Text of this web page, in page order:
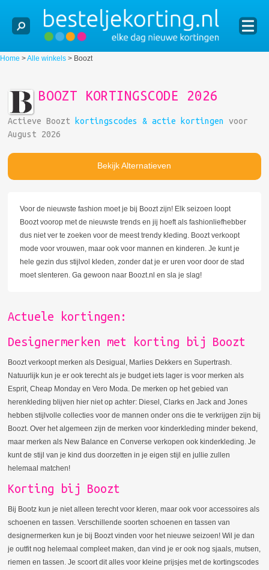
Home >Alle winkels > Boozt
BOOZT KORTINGSCODE 2026
Actieve Boozt kortingscodes & actie kortingen
voor
August 2026
Bekijk Alternatieven
Voor de nieuwste fashion moet je bij Boozt zijn! Elk seizoen loopt
Boozt voorop met de nieuwste trends en jij hoeft als fashionliefhebber
dus niet ver te zoeken voor de meest trendy kleding. Boozt verkoopt
mode voor vrouwen, maar ook voor mannen en kinderen. Je kunt je
hele gezin dus stijlvol kleden, zonder dat je er uren voor door de stad
moet slenteren. Ga gewoon naar Boozt.nl en sla je slag!
Actuele kortingen:
Designermerken met korting bij Boozt
Boozt verkoopt merken als Desigual, Marlies Dekkers en Supertrash.
Natuurlijk kun je er ook terecht als je budget iets lager is voor merken als
Esprit, Cheap Monday en Vero Moda. De merken op het gebied van
herenkleding blijven hier niet op achter: Diesel, Clarks en Jack and Jones
hebben stijlvolle collecties voor de mannen onder ons die te verkrijgen zijn bij
Boozt. Over het algemeen zijn de merken voor kinderkleding minder bekend,
maar merken als New Balance en Converse verkopen ook kinderkleding. Je
kunt de stijl van je kind dus doorzetten in je eigen stijl en jullie zullen
helemaal matchen!
Korting bij Boozt
Bij Bootz kun je niet alleen terecht voor kleren, maar ook voor accessoires als
schoenen en tassen. Verschillende soorten schoenen en tassen van
designermerken kun je bij Boozt vinden voor het nieuwe seizoen! Wil je dan
je outfit nog helemaal compleet maken, dan vind je er ook nog sjaals, mutsen,
riemen en tassen. Je scoort dit alles voor kleine prijsjes met de kortingscodes